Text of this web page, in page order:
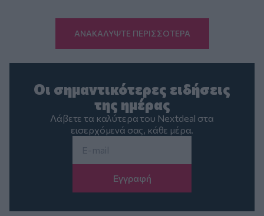
ΑΝΑΚΑΛΥΨΤΕ ΠΕΡΙΣΣΟΤΕΡΑ
Οι σημαντικότερες ειδήσεις
της ημέρας
Λάβετε τα καλύτερα του Nextdeal στα
εισερχόμενά σας, κάθε μέρα.